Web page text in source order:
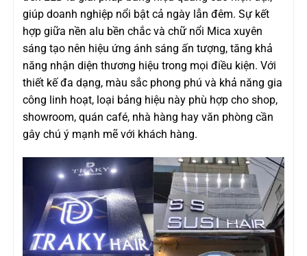
giúp doanh nghiệp nổi bật cả ngày lẫn đêm. Sự kết
hợp giữa nền alu bền chắc và chữ nổi Mica xuyên
sáng tạo nên hiệu ứng ánh sáng ấn tượng, tăng khả
năng nhận diện thương hiệu trong mọi điều kiện. Với
thiết kế đa dạng, màu sắc phong phú và khả năng gia
công linh hoạt, loại bảng hiệu này phù hợp cho shop,
showroom, quán café, nhà hàng hay văn phòng cần
gây chú ý mạnh mẽ với khách hàng.